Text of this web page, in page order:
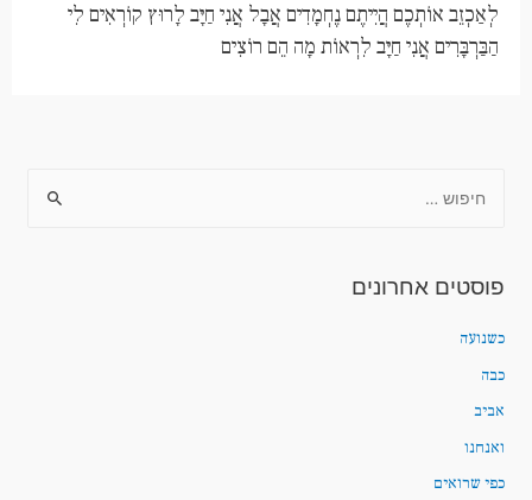
לְאַכְזֵב אוֹתְכֶם הֲיִיתֶם נֶחְמָדִים אֲבָל אֲנִי חַיָּב לָרוּץ קוֹרְאִים לִי
הַבַּרְבָּרִים אֲנִי חַיָּב לִרְאוֹת מָה הֵם רוֹצִים
פוסטים אחרונים
כשנועה
כבה
אביב
ואנחנו
כפי שרואים